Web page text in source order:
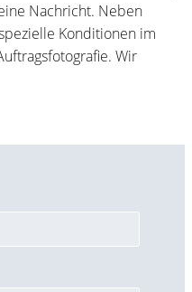
Nachricht. Neben
Konditionen im
Wir